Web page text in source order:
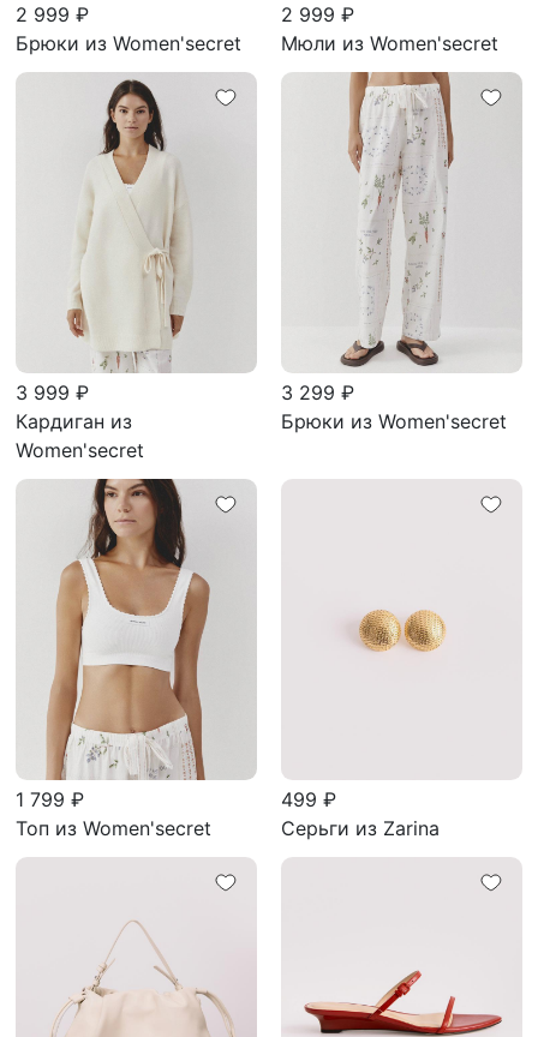
2 999 ₽
Брюки из Women'secret
2 999 ₽
Мюли из Women'secret
3 999 ₽
Кардиган из
Women'secret
3 299 ₽
Брюки из Women'secret
1 799 ₽
Топ из Women'secret
499 ₽
Серьги из Zarina